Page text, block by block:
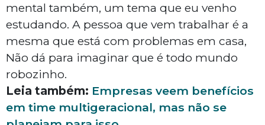
mental também, um tema que eu venho
estudando. A pessoa que vem trabalhar é a
mesma que está com problemas em casa,
Não dá para imaginar que é todo mundo
robozinho.
Leia também: Empresas veem benefícios
em time multigeracional, mas não se